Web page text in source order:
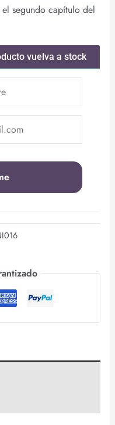
segundo capítulo del
vuelva a stock